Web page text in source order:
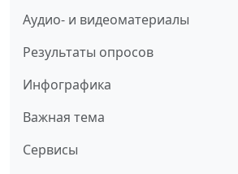
Аудио- и видеоматериалы
Результаты опросов
Инфографика
Важная тема
Сервисы